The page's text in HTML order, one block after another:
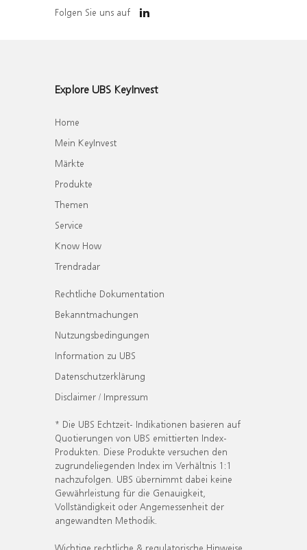
Folgen Sie uns auf
Explore UBS KeyInvest
Home
Mein KeyInvest
Märkte
Produkte
Themen
Service
Know How
Trendradar
Rechtliche Dokumentation
Bekanntmachungen
Nutzungsbedingungen
Information zu UBS
Datenschutzerklärung
Disclaimer / Impressum
* Die UBS Echtzeit- Indikationen basieren auf
Quotierungen von UBS emittierten Index-
Produkten. Diese Produkte versuchen den
zugrundeliegenden Index im Verhältnis 1:1
nachzufolgen. UBS übernimmt dabei keine
Gewährleistung für die Genauigkeit,
Vollständigkeit oder Angemessenheit der
angewandten Methodik.